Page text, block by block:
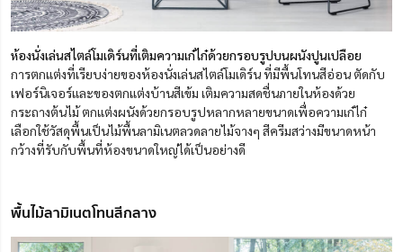
ห้องนั่งเล่นสไตล์โมเดิร์นที่เติมความเก๋ไก๋ด้วยกรอบรูปบนผนังปูนเปลือย
การตกแต่งที่เรียบง่ายของห้องนั่งเล่นสไตล์โมเดิร์น ที่มีพื้นโทนสีอ่อน ตัดกับ
เฟอร์นิเจอร์และของตกแต่งบ้านสีเข้ม เติมความสดชื่นภายในห้องด้วย
กระถางต้นไม้ ตกแต่งผนังด้วยกรอบรูปหลากหลายขนาดเพื่อความเก๋ไก๋
เลือกใช้วัสดุพื้นเป็นไม้พื้นลามิเนตลวดลายไม้จางๆ สีครีมสว่างมีขนาดหน้า
กว้างที่รับกับพื้นที่ห้องขนาดใหญ่ได้เป็นอย่างดี
พื้นไม้ลามิเนตโทนสีกลาง